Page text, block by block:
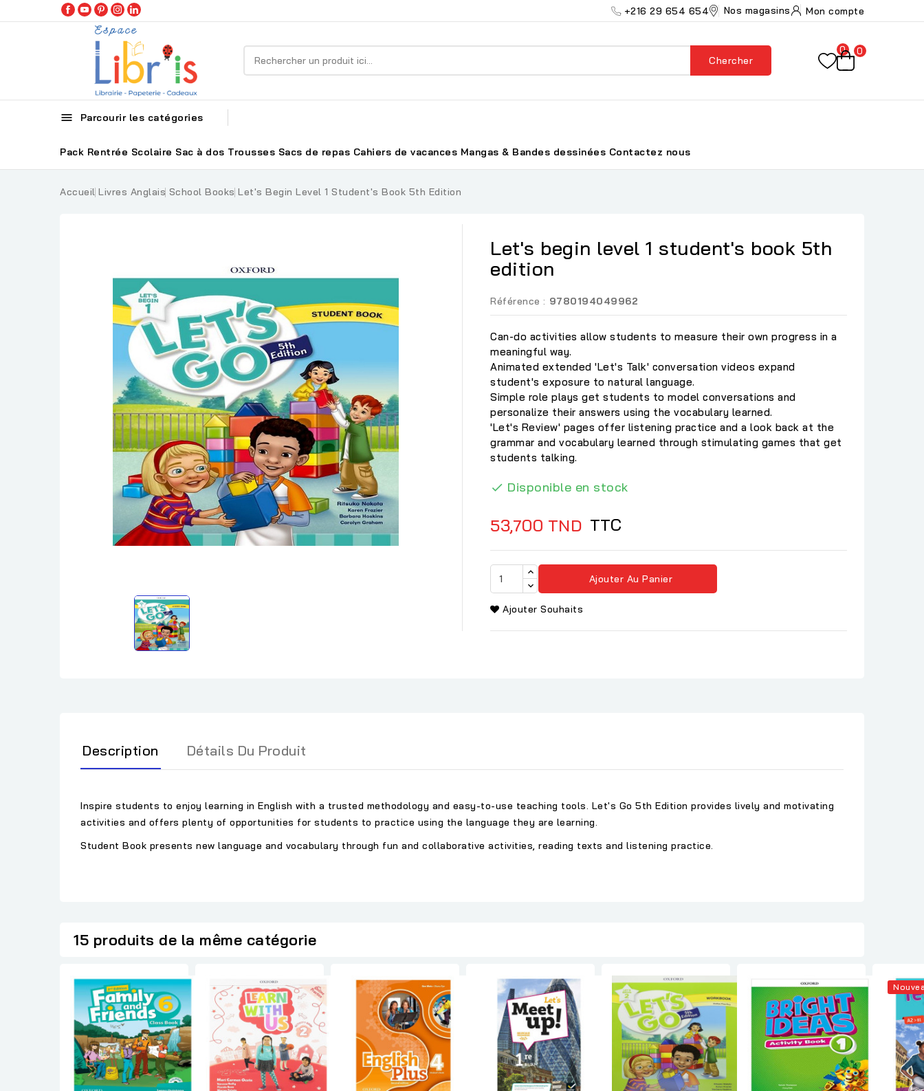
+216 29 654 654 Nos magasins Mon compte
Chercher
0 0
 Parcourir les catégories
Pack Rentrée Scolaire Sac à dos Trousses Sacs de repas Cahiers de vacances Mangas & Bandes dessinées Contactez nous
Accueil Livres Anglais School Books Let's Begin Level 1 Student's Book 5th Edition
Let's begin level 1 student's book 5th
edition
Référence : 9780194049962
Can-do activities allow students to measure their own progress in a
meaningful way.
Animated extended 'Let's Talk' conversation videos expand
student's exposure to natural language.
Simple role plays get students to model conversations and
personalize their answers using the vocabulary learned.
'Let's Review' pages offer listening practice and a look back at the
grammar and vocabulary learned through stimulating games that get
students talking.
 Disponible en stock
53,700 TND TTC
Ajouter Au Panier
Ajouter Souhaits
Description Détails Du Produit
Inspire students to enjoy learning in English with a trusted methodology and easy-to-use teaching tools. Let's Go 5th Edition provides lively and motivating
activities and offers plenty of opportunities for students to practice using the language they are learning.
Student Book presents new language and vocabulary through fun and collaborative activities, reading texts and listening practice.
15 produits de la même catégorie